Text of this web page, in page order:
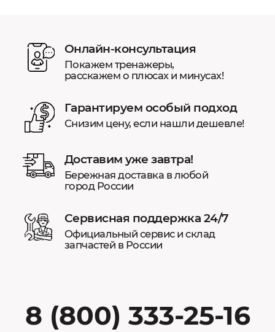
Онлайн-консультация
Покажем тренажеры,
расскажем о плюсах и минусах!
Гарантируем особый подход
Снизим цену, если нашли дешевле!
Доставим уже завтра!
Бережная доставка в любой
город России
Сервисная поддержка 24/7
Официальный сервис и склад
запчастей в России
8 (800) 333-25-16